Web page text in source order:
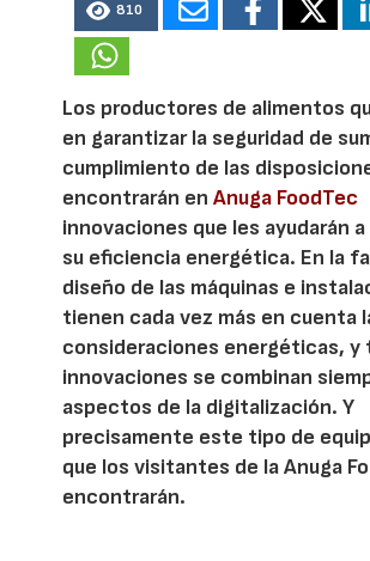
810
Los productores de alimentos
en garantizar la seguridad de
cumplimiento de las
encontrarán enAnuga FoodTec
innovaciones que les ayudarán
su eficiencia energética. En la
diseño de las máquinas e
tienen cada vez más en cuenta
consideraciones energéticas, y
innovaciones se combinan
aspectos de la digitalización. Y
precisamente este tipo de
que los visitantes de la Anuga
encontrarán.